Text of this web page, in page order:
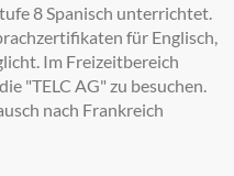
8 Spanisch unterrichtet.
für Englisch,
Im Freizeitbereich
"TELC AG" zu besuchen.
nach Frankreich